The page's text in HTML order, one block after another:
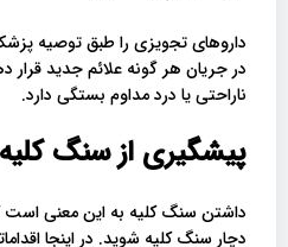
داروهای تجویزی را طبق توصیه
در جریان هر گونه علائم جدید قرار
ناراحتی یا درد مداوم بستگی دارد.
پیشگیری از سنگ
داشتن سنگ کلیه به این معنی است
دچار سنگ کلیه شوید. در اینجا